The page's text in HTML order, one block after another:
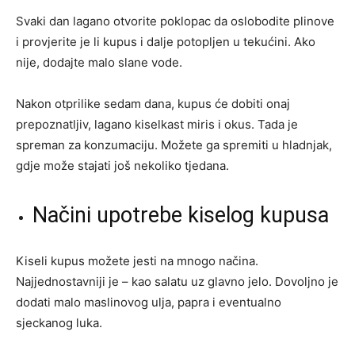
Svaki dan lagano otvorite poklopac da oslobodite plinove
i provjerite je li kupus i dalje potopljen u tekućini. Ako
nije, dodajte malo slane vode.
Nakon otprilike sedam dana, kupus će dobiti onaj
prepoznatljiv, lagano kiselkast miris i okus. Tada je
spreman za konzumaciju. Možete ga spremiti u hladnjak,
gdje može stajati još nekoliko tjedana.
Načini upotrebe kiselog kupusa
Kiseli kupus možete jesti na mnogo načina.
Najjednostavniji je – kao salatu uz glavno jelo. Dovoljno je
dodati malo maslinovog ulja, papra i eventualno
sjeckanog luka.